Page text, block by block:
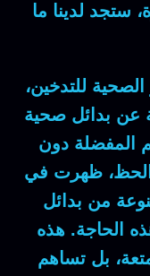
ستجد لدينا ما
للتدخين،
عن بدائل صحية
المفضلة دون
ظهرت في
من بدائل
الحاجة. هذه
بل تساهم